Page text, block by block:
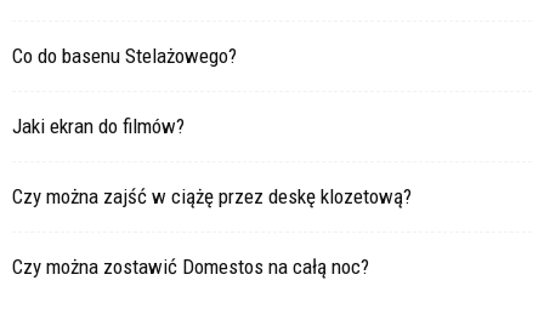
Co do basenu Stelażowego?
Jaki ekran do filmów?
Czy można zajść w ciążę przez deskę klozetową?
Czy można zostawić Domestos na całą noc?